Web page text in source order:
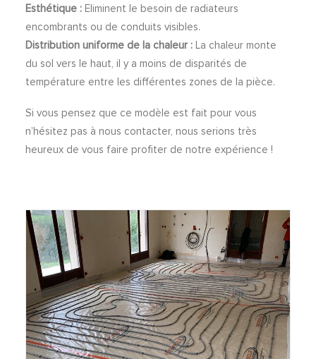
Esthétique : Eliminent le besoin de radiateurs
encombrants ou de conduits visibles.
Distribution uniforme de la chaleur : La chaleur monte
du sol vers le haut, il y a moins de disparités de
température entre les différentes zones de la pièce.
Si vous pensez que ce modèle est fait pour vous
n’hésitez pas à nous contacter, nous serions très
heureux de vous faire profiter de notre expérience !